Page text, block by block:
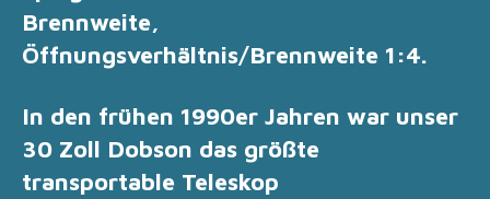
Brennweite,
Öffnungsverhältnis/Brennweite 1:4.
In den frühen 1990er Jahren war unser
30 Zoll Dobson das größte
transportable Teleskop